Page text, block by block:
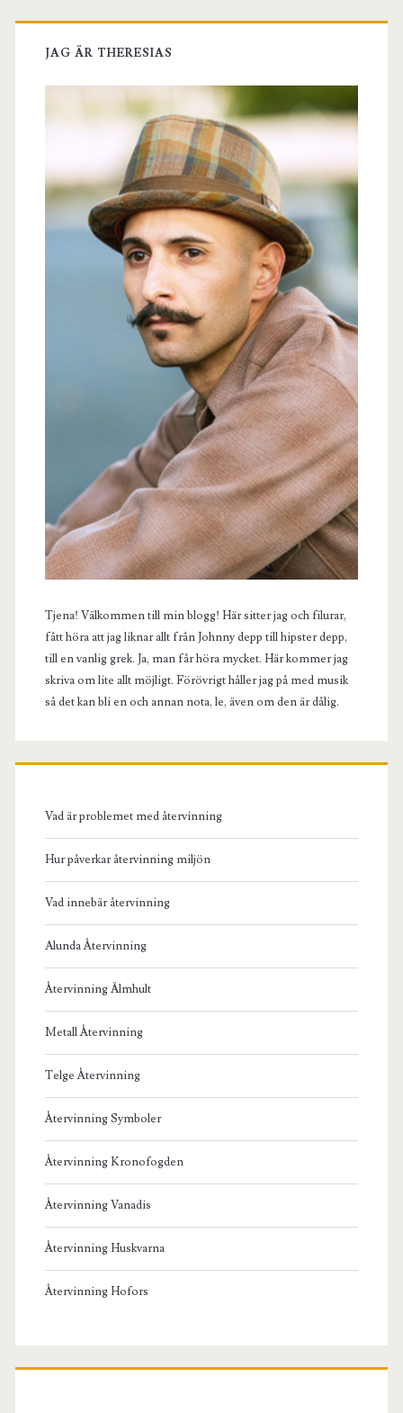
JAG ÄR THERESIAS
Tjena! Välkommen till min blogg! Här sitter jag och filurar,
fått höra att jag liknar allt från Johnny depp till hipster depp,
till en vanlig grek. Ja, man får höra mycket. Här kommer jag
skriva om lite allt möjligt. Förövrigt håller jag på med musik
så det kan bli en och annan nota, le, även om den är dålig.
Vad är problemet med återvinning
Hur påverkar återvinning miljön
Vad innebär återvinning
Alunda Återvinning
Återvinning Älmhult
Metall Återvinning
Telge Återvinning
Återvinning Symboler
Återvinning Kronofogden
Återvinning Vanadis
Återvinning Huskvarna
Återvinning Hofors